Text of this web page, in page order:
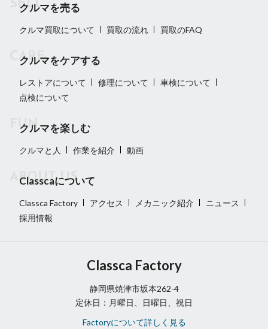
クルマを売る
クルマ買取について 買取の流れ 買取のFAQ
クルマをケアする
レストアについて 修理について
車検について
点検について
クルマを楽しむ
クルマと人 作業を紹介 動画
Classcaについて
Classca Factory アクセス メカニック紹介
ニュース
採用情報
Classca Factory
静岡県焼津市坂本262-4
定休日：月曜日、日曜日、祝日
Factoryについて詳しく見る